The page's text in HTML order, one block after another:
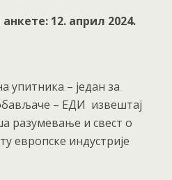
12. април 2024.
упитника – један за
– ЕДИ извештај
разумевање и свест о
европске индустрије